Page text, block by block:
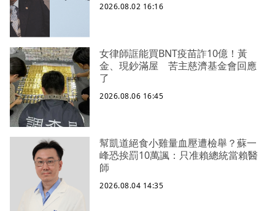
2026.08.02 16:16
女律師誆能買BNT疫苗詐10億！黃
金、現鈔滿屋 苦主慈濟基金會回應
了
2026.08.06 16:45
幫凱道絕食小雞量血壓遭檢舉？蘇一
峰恐挨罰10萬諷：只准賴總統當賴醫
師
2026.08.04 14:35